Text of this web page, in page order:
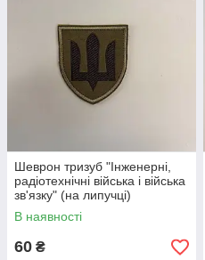
Шеврон тризуб "Інженерні,
радіотехнічні війська і війська
зв'язку" (на липучці)
В наявності
60 ₴